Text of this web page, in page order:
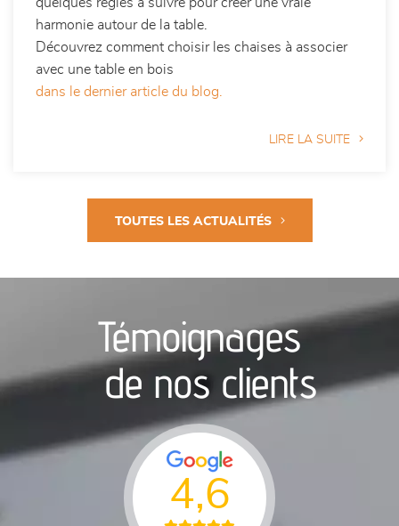
harmonie autour de la table.
Découvrez comment choisir les chaises à associer
avec une table en bois
dans le dernier article du blog.
LIRE LA SUITE
TOUTES LES ACTUALITÉS
Témoignages
de nos clients
4,6